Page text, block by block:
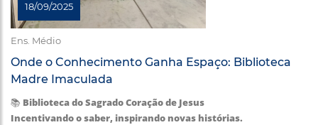
18/09/2025
Ens. Médio
Onde o Conhecimento Ganha Espaço: Biblioteca
Madre Imaculada
📚 Biblioteca do Sagrado Coração de Jesus
Incentivando o saber, inspirando novas histórias.